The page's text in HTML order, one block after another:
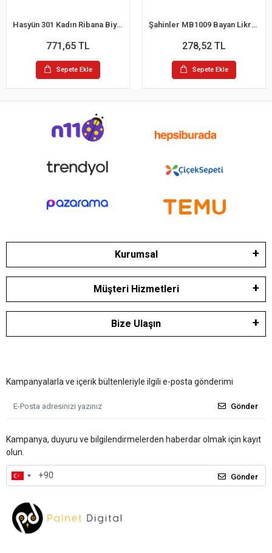
Hasyün 301 Kadın Ribana Biyeli Yün İp Askılı Atlet
771,65 TL
Sepete Ekle
Şahinler MB1009 Bayan Likralı Balıkcı Yaka Atlet
278,52 TL
Sepete Ekle
Kurumsal
Müşteri Hizmetleri
Bize Ulaşın
Kampanyalarla ve içerik bültenleriyle ilgili e-posta gönderimi
Gönder
Kampanya, duyuru ve bilgilendirmelerden haberdar olmak için kayıt
olun.
Gönder